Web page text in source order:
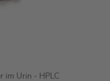
im Urin - HPLC